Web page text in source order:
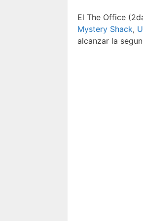
El The Office
Mystery Shack,
alcanzar la